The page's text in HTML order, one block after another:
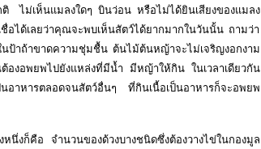
กติ ไม่เห็นแมลงใดๆ บินว่อน หรือไม่ได้ยินเสียงของแมลง
ได้เลยว่าคุณจะพบเห็นสัตว์ได้ยากมากในวันนั้น ถามว่า
ป้าถ้าขาดความชุ่มชื้น ต้นไม้ต้นหญ้าจะไม่เจริญงอกงาม
องอพยพไปยังแหล่งที่มีน้ำ มีหญ้าให้กิน ในเวลาเดียวกัน
อาหารตลอดจนสัตว์อื่นๆ ที่กินเนื้อเป็นอาหารก็จะอพยพ
หนึ่งก็คือ จำนวนของด้วงบางชนิดซึ่งต้องวางไข่ในกองมูล